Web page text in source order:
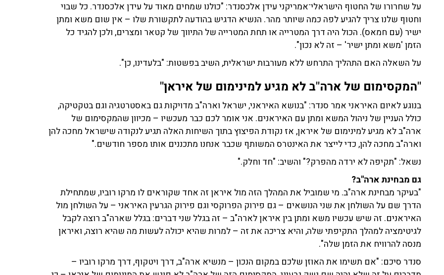
על שחרורו של החטוף הישראלי־אמריקני עידן אלכסנדר: "כולנו שמחים מאוד על עידן אלכסנדר. כל שבוי
וחטוף שלנו צריך להגיע לפה כמה שיותר מהר. הנשיא הדגיש בהודעה לתקשורת שלו – אין שום משא ומתן
ישיר (עם חמאס). הכול היה דרך המטרייה או תחת המטרייה של התיווך של קטאר ומצרים, ולכן להגיד כל
הזמן 'משא ומתן ישיר' – זה לא נכון".
על השאלה האם התהליך התרחש ללא מעורבות ישראלית, השיב בפשטות: "בלעדינו, כן".
"המקסימום של ארה"ב לא מגיע למינימום של איראן"
בנוגע לאיום האיראני אמר סנדר: "בנושא האיראני, ישראל וארה"ב מדויקות גם באסטרטגיה וגם בטקטיקה,
כולל העניין של ניהול המשא ומתן עם האיראנים. אני אומר לכם כבר מעכשיו – מכיוון שהמקסימום של
ארה"ב לא מגיע למינימום של איראן, אז נקודת הפיצוץ בתוך השיחות האלה תגיע לנקודה שישראל מחכה להן
וארה"ב מחכה להן, כדי לייצר את האינטרס המשותף שכבר אנחנו מתכננים אותו מספר חודשים."
נשאל: "תקיפה לא ירדה מהפרק?" והשיב: "חד וחלק."
גם מבחינת ארה"ב?
"בעיקר מבחינת ארה"ב. מי שמוביל את המהלך הזה מול איראן זה אחד שקוראים לו מרקו רוביו, שמתחילת
הדרך שם על השולחן את שני הנושאים – גם פירוק הפרוקסי וגם פירוק הגרעין האיראני – על השולחן מול
האיראנים. זה שיש עכשיו משא ומתן בין איראן לארה"ב – זה בגלל שני דברים: בגלל שארה"ב רוצה לקבל
לגיטימציה למהלך התקיפתי שלה, והיא צריכה את זה – למרות שהיא יכולה לעשות מה שהיא רוצה, ואיראן
מנסה להרוויח את הזמן שלה".
סנדר סיכם: "אם תשימו את האוזן שלכם במקום הנכון – מנשיא ארה"ב, דרך ויטקוף, דרך מרקו רוביו –